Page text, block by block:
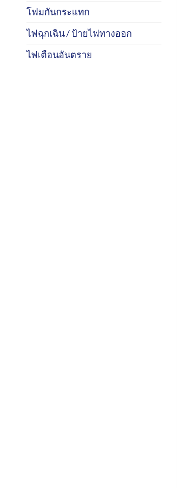
โฟมกันกระแทก
ไฟฉุกเฉิน / ป้ายไฟทางออก
ไฟเตือนอันตราย